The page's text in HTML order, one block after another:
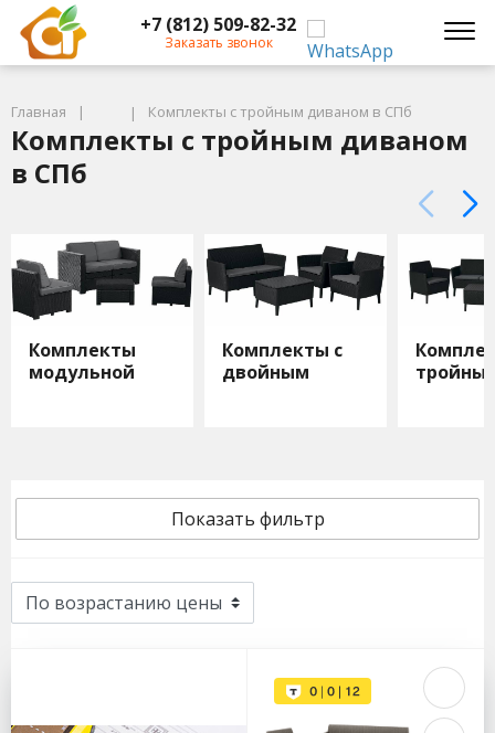
+7 (812) 509-82-32
Заказать звонок
Главная Комплекты с тройным диваном в СПб
Комплекты с тройным диваном
в СПб
Комплекты
модульной
Комплекты с
двойным
Показать фильтр